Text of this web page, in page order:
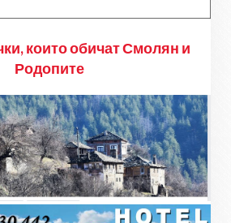
които обичат Смолян и
Родопите